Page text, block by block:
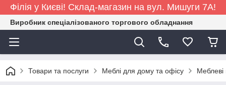
Філія у Києві! Склад-магазин на вул. Мишуги 7А!
Виробник спеціалізованого торгового обладнання
Товари та послуги Меблі для дому та офісу Меблеві